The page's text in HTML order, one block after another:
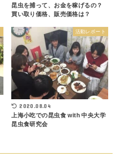
昆虫を捕って、お金を稼げるの？
買い取り価格、販売価格は？
活動レポート
2020.08.04
上海小吃での昆虫食 with 中央大学
昆虫食研究会